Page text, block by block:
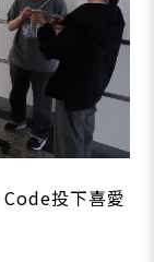
Code投下喜愛